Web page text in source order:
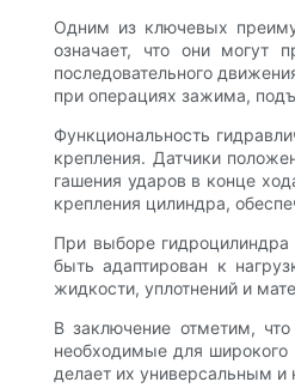
Одним из ключевых
означает, что они могут
последовательного
при операциях зажима,
Функциональность
крепления. Датчики
гашения ударов в конце
крепления цилиндра,
При выборе
быть адаптирован к
жидкости, уплотнений и
В заключение отметим,
необходимые для широкого
делает их универсальным